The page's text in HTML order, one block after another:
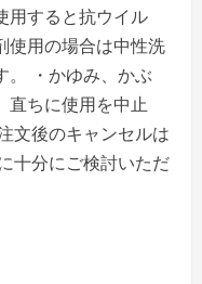
用すると抗ウイル
使用の場合は中性洗
。 ・かゆみ、かぶ
直ちに使用を中止
文後のキャンセルは
十分にご検討いただ